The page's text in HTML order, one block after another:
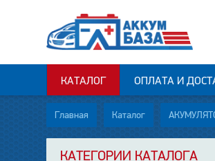
КАТАЛОГ ОПЛАТА И
Главная Каталог
КАТЕГОРИИ КАТАЛОГА